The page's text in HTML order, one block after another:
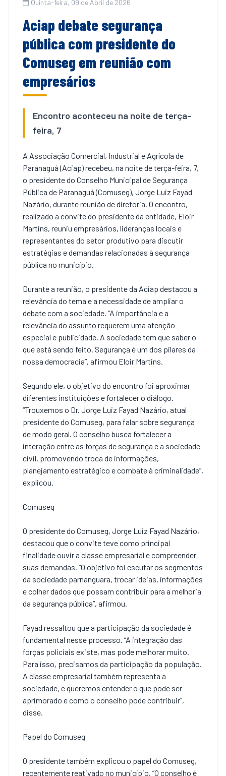
Quinta-feira, 09 de Abril de 2026
Aciap debate segurança
pública com presidente do
Comuseg em reunião com
empresários
Encontro aconteceu na noite de terça-
feira, 7
A Associação Comercial, Industrial e Agrícola de
Paranaguá (Aciap) recebeu, na noite de terça-feira, 7,
o presidente do Conselho Municipal de Segurança
Pública de Paranaguá (Comuseg), Jorge Luiz Fayad
Nazário, durante reunião de diretoria. O encontro,
realizado a convite do presidente da entidade, Eloir
Martins, reuniu empresários, lideranças locais e
representantes do setor produtivo para discutir
estratégias e demandas relacionadas à segurança
pública no município.
Durante a reunião, o presidente da Aciap destacou a
relevância do tema e a necessidade de ampliar o
debate com a sociedade. “A importância e a
relevância do assunto requerem uma atenção
especial e publicidade. A sociedade tem que saber o
que está sendo feito. Segurança é um dos pilares da
nossa democracia”, afirmou Eloir Martins.
Segundo ele, o objetivo do encontro foi aproximar
diferentes instituições e fortalecer o diálogo.
“Trouxemos o Dr. Jorge Luiz Fayad Nazário, atual
presidente do Comuseg, para falar sobre segurança
de modo geral. O conselho busca fortalecer a
interação entre as forças de segurança e a sociedade
civil, promovendo troca de informações,
planejamento estratégico e combate à criminalidade”,
explicou.
Comuseg
O presidente do Comuseg, Jorge Luiz Fayad Nazário,
destacou que o convite teve como principal
finalidade ouvir a classe empresarial e compreender
suas demandas. “O objetivo foi escutar os segmentos
da sociedade parnanguara, trocar ideias, informações
e colher dados que possam contribuir para a melhoria
da segurança pública”, afirmou.
Fayad ressaltou que a participação da sociedade é
fundamental nesse processo. “A integração das
forças policiais existe, mas pode melhorar muito.
Para isso, precisamos da participação da população.
A classe empresarial também representa a
sociedade, e queremos entender o que pode ser
aprimorado e como o conselho pode contribuir”,
disse.
Papel do Comuseg
O presidente também explicou o papel do Comuseg,
recentemente reativado no município. “O conselho é